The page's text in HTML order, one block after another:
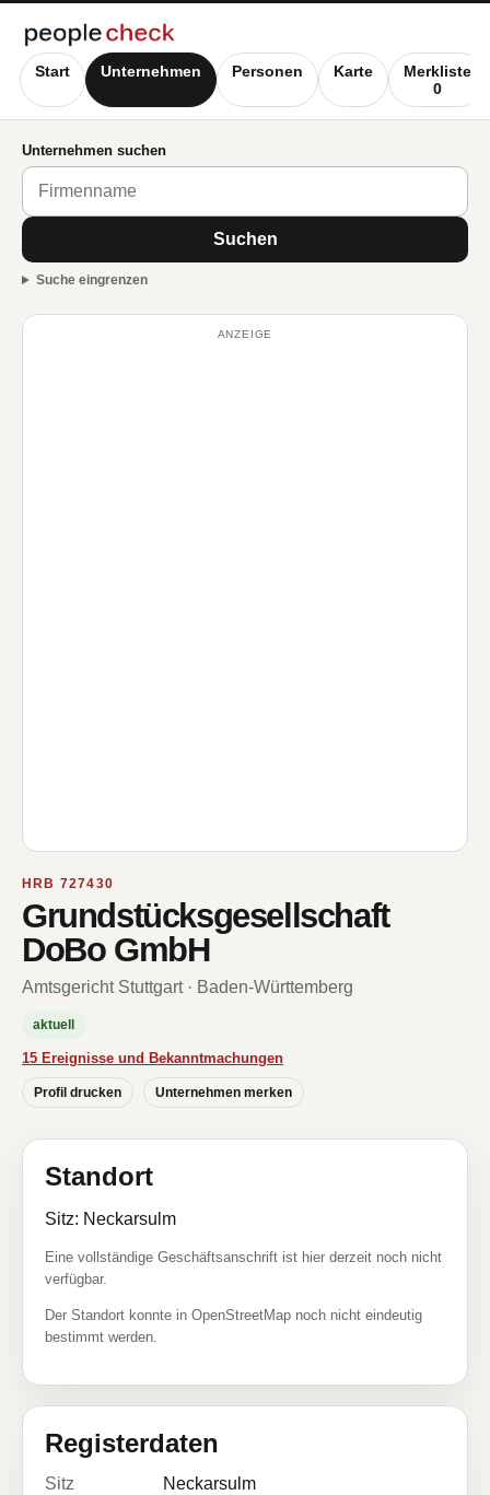
Start Unternehmen Personen Karte
Merkliste
0
Unternehmen suchen
Suchen
Suche eingrenzen
ANZEIGE
HRB 727430
Grundstücksgesellschaft
DoBo GmbH
Amtsgericht Stuttgart · Baden-Württemberg
aktuell
15 Ereignisse und Bekanntmachungen
Profil drucken Unternehmen merken
Standort
Sitz: Neckarsulm
Eine vollständige Geschäftsanschrift ist hier derzeit noch nicht
verfügbar.
Der Standort konnte in OpenStreetMap noch nicht eindeutig
bestimmt werden.
Registerdaten
Sitz
Neckarsulm